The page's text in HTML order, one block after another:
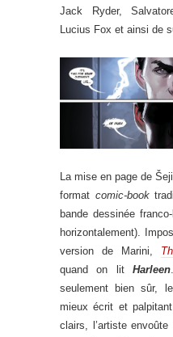
Jack Ryder,
Lucius Fox et ainsi de
La mise en page de
format comic-book
bande dessinée
horizontalement).
version de Marini,
quand on lit Harleen
seulement bien sûr,
mieux écrit et
clairs, l’artiste